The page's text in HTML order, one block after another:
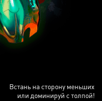
Встань на сторону меньших
или доминируй с толпой!